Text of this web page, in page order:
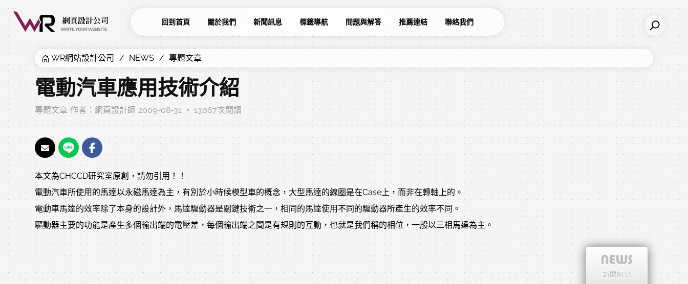
回到首頁 關於我們 新聞訊息 標籤導航 問題與解答 推薦連結 聯絡我們
WR網站設計公司 NEWS 專題文章
電動汽車應用技術介紹
專題文章 作者： 網頁設計師 2009-08-31 ‧ 13067次閱讀
本文為CHCCD研究室原創，請勿引用！！
電動汽車所使用的馬達以永磁馬達為主，有別於小時候模型車的概念，大型馬達的線圈是在Case上，而非在轉軸上的。
電動車馬達的效率除了本身的設計外，馬達驅動器是關鍵技術之一，相同的馬達使用不同的驅動器所產生的效率不同。
驅動器主要的功能是產生多個輸出端的電壓差，每個輸出端之間是有規則的互動，也就是我們稱的相位，一般以三相馬達為主。